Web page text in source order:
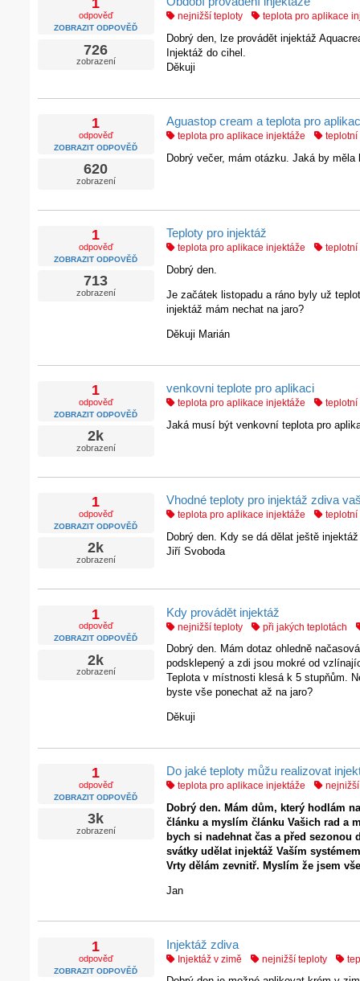
1
odpověď
ZOBRAZIT ODPOVĚĎ
726
zobrazení
nejnižší teploty teplota pro aplikace
Dobrý den, lze provádět injektáž
Injektáž do cihel.
Děkuji
1
odpověď
ZOBRAZIT ODPOVĚĎ
620
zobrazení
Aguastop cream a teplota pro
teplota pro aplikace injektáže teplotní
Dobrý večer, mám otázku. Jaká by
1
odpověď
ZOBRAZIT ODPOVĚĎ
713
zobrazení
Teploty pro injektáž
teplota pro aplikace injektáže teplotní
Dobrý den.
Je začátek listopadu a ráno byly už
injektáž mám nechat na jaro?
Děkuji Marián
1
odpověď
ZOBRAZIT ODPOVĚĎ
2k
zobrazení
venkovni teplote pro aplikaci
teplota pro aplikace injektáže teplotní
Jaká musí být venkovní teplota pro
1
odpověď
ZOBRAZIT ODPOVĚĎ
2k
zobrazení
Vhodné teploty pro injektáž zdiva
teplota pro aplikace injektáže teplotní
Dobrý den. Kdy se dá dělat ještě
Jiří Svoboda
1
odpověď
ZOBRAZIT ODPOVĚĎ
2k
zobrazení
Kdy provádět injektáž
nejnižší teploty při jakých teplotách
Dobrý den. Mám dotaz ohledně
podsklepený a zdi jsou mokré od
Teplota v místnosti klesá k 5 stupňům.
byste vše ponechat až na jaro?
Děkuji
1
odpověď
ZOBRAZIT ODPOVĚĎ
3k
zobrazení
Do jaké teploty můžu realizovat
teplota pro aplikace injektáže nejnižší
Dobrý den. Mám dům, který hodlám
článku a myslím článku Vašich rad a
bych si nadehnat čas a před
svátky udělat injektáž Vaším
Vrty dělám zevnitř. Myslím že jsem
Jan
1
odpověď
ZOBRAZIT ODPOVĚĎ
Injektáž zdiva
Injektáž v zimě nejnižší teploty